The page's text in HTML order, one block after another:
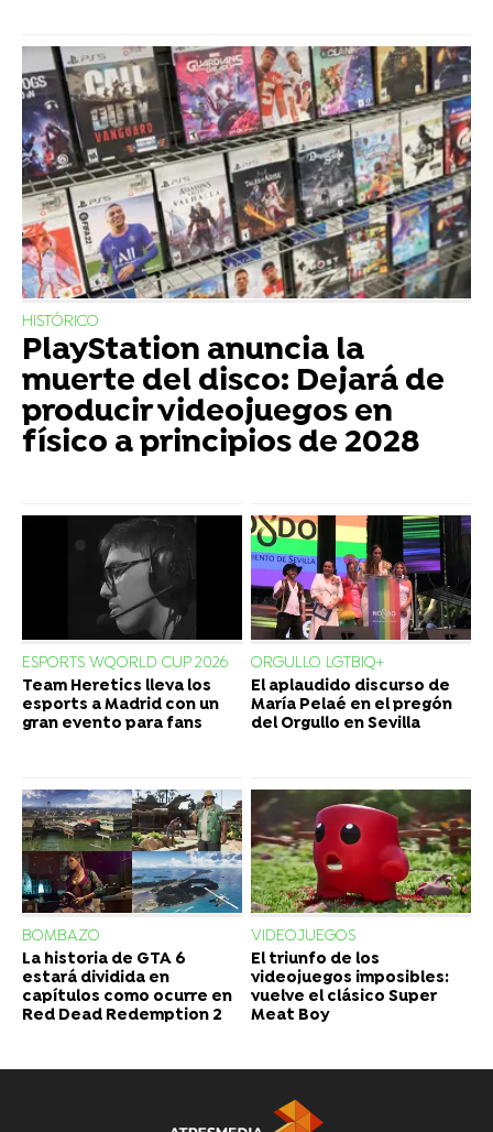
HISTÓRICO
PlayStation anuncia la
muerte del disco: Dejará de
producir videojuegos en
físico a principios de 2028
ESPORTS WQORLD CUP 2026
Team Heretics lleva los
esports a Madrid con un
gran evento para fans
ORGULLO LGTBIQ+
El aplaudido discurso de
María Pelaé en el pregón
del Orgullo en Sevilla
BOMBAZO
La historia de GTA 6
estará dividida en
capítulos como ocurre en
Red Dead Redemption 2
VIDEOJUEGOS
El triunfo de los
videojuegos imposibles:
vuelve el clásico Super
Meat Boy